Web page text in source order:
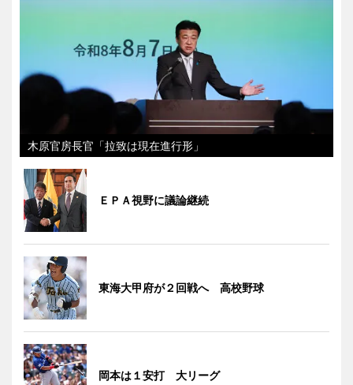
木原官房長官「拉致は現在進行形」
ＥＰＡ視野に議論継続
東海大甲府が２回戦へ 高校野球
岡本は１安打 大リーグ